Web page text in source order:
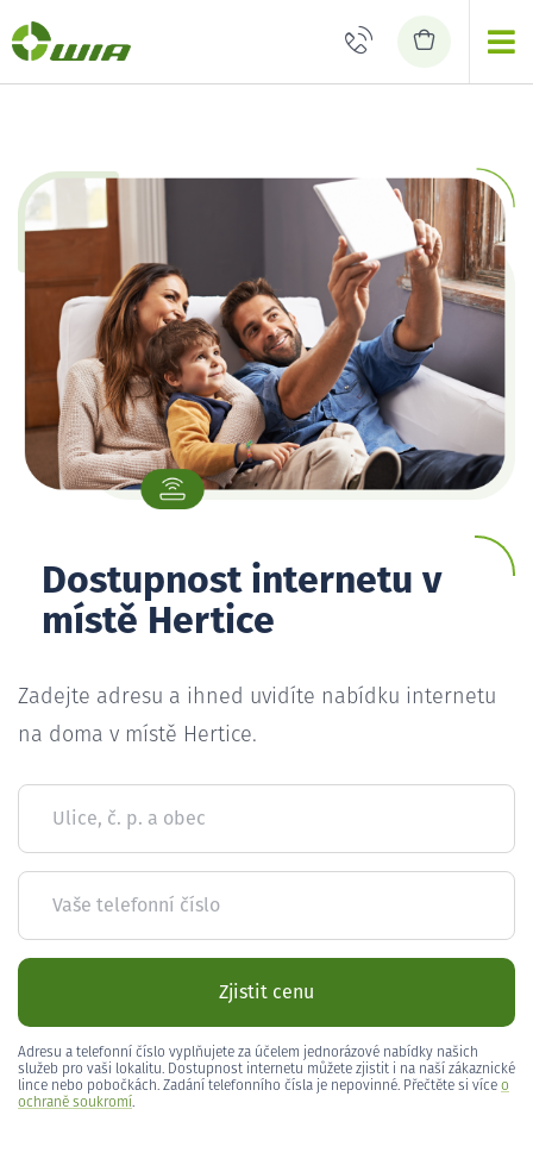
Dostupnost internetu v
místě Hertice
Zadejte adresu a ihned uvidíte nabídku internetu
na doma v místě Hertice.
Ulice, č. p. a obec
Vaše telefonní číslo
Zjistit cenu
Adresu a telefonní číslo vyplňujete za účelem jednorázové nabídky našich
služeb pro vaši lokalitu. Dostupnost internetu můžete zjistit i na naší zákaznické
lince nebo pobočkách. Zadání telefonního čísla je nepovinné. Přečtěte si více o
ochraně soukromí.